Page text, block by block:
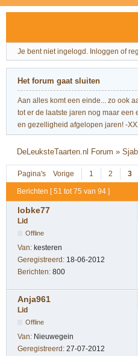
Je bent niet ingelogd. Inloggen of
Het forum gaat sluiten
Aan alles komt een einde... zo ook
tot er de laatste jaren nog maar
en gezelligheid afgelopen jaren! -
DeLeuksteTaarten.nl Forum »
Pagina's Vorige 1 2 3
Berichten [ 51 tot 75 van 94 ]
lobke77
Lid
Offline
Van: kesteren
Geregistreerd: 18-06-2012
Berichten: 800
Anja961
Lid
Offline
Van: Nieuwegein
Geregistreerd: 27-07-2012